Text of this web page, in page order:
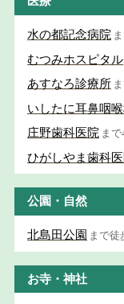
水の都記念病院
むつみホスピタル
あすなろ診療所
いしたに耳鼻咽
庄野歯科医院 ま
ひがしやま歯科
公園・自然
北島田公園 まで徒
お寺・神社